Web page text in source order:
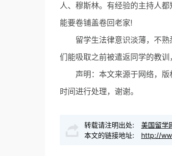
人、穆斯林。有经验的主持人
能要卷铺盖卷回老家!
留学生法律意识淡薄，不熟
们能吸取之前被遣返同学的教
声明：本文来源于网络，版
时间进行处理，谢谢。
转载请注明出处:
美国留学
本文的链接地址:
http://